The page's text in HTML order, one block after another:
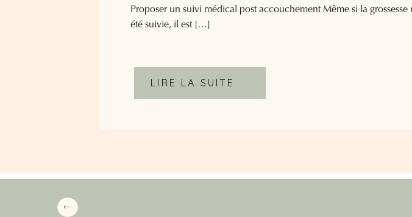
Proposer un suivi médical post accouchement Même si la grossesse
été suivie, il est […]
LIRE LA SUITE